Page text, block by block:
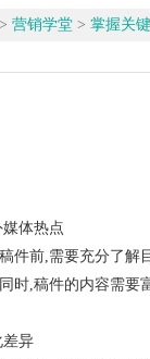
> 营销学堂 > 掌握关
体热点
件前,需要充分了解
时,稿件的内容需要
差异